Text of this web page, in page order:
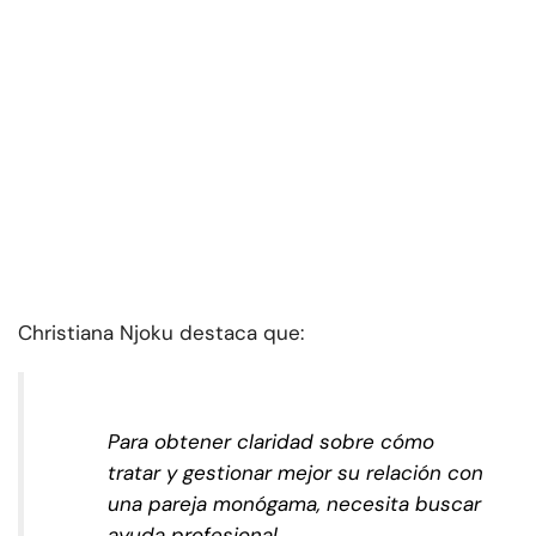
Christiana Njoku destaca que:
Para obtener claridad sobre cómo
tratar y gestionar mejor su relación con
una pareja monógama, necesita buscar